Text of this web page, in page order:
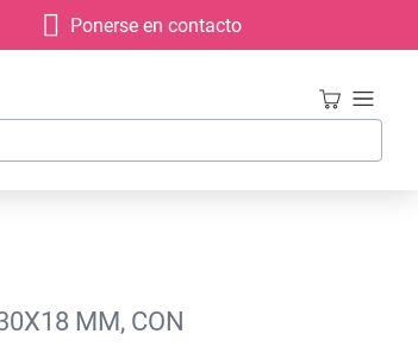
Ponerse en contacto
MM, CON